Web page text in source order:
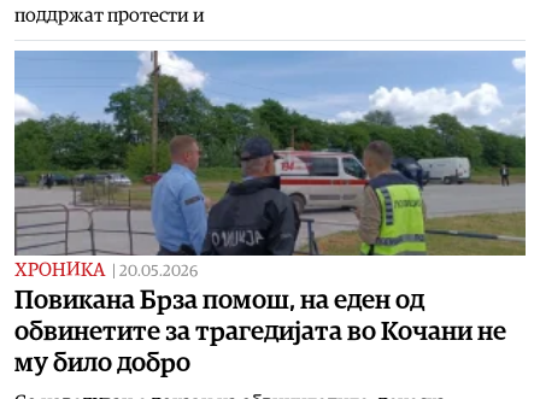
поддржат протести и
ХРОНИКА 20.05.2026
Повикана Брза помош, на еден од
обвинетите за трагедијата во Кочани не
му било добро